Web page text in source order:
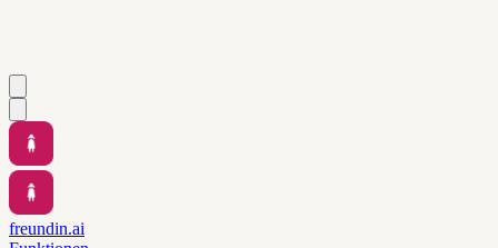
freundin.ai